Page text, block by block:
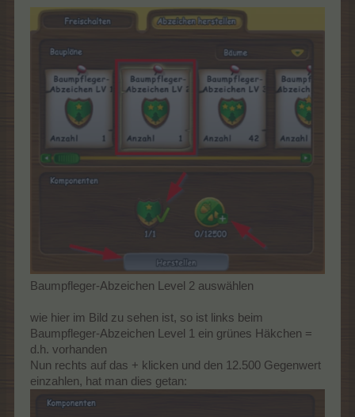
Baumpfleger-Abzeichen Level 2 auswählen
wie hier im Bild zu sehen ist, so ist links beim
Baumpfleger-Abzeichen Level 1 ein grünes Häkchen =
d.h. vorhanden
Nun rechts auf das + klicken und den 12.500 Gegenwert
einzahlen, hat man dies getan: